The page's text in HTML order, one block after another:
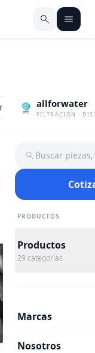
allforwater
FILTRACIÓN ·
Buscar
PRODUCTOS
Productos
29 categorías
Marcas
Nosotros